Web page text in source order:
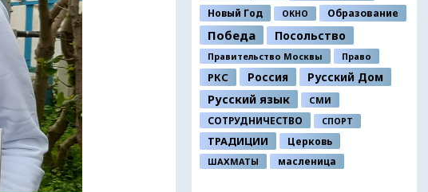
Новый Год ОКНО Образование
Победа Посольство
Правительство Москвы Право
РКС Россия
Русский Дом
Русский язык
СМИ
СОТРУДНИЧЕСТВО СПОРТ
ТРАДИЦИИ Церковь
ШАХМАТЫ масленица